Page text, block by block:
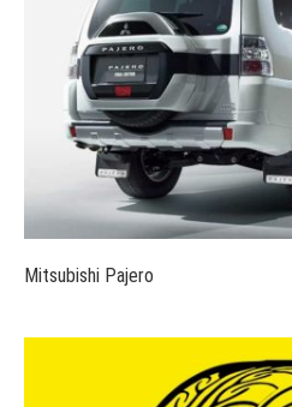
Mitsubishi Pajero